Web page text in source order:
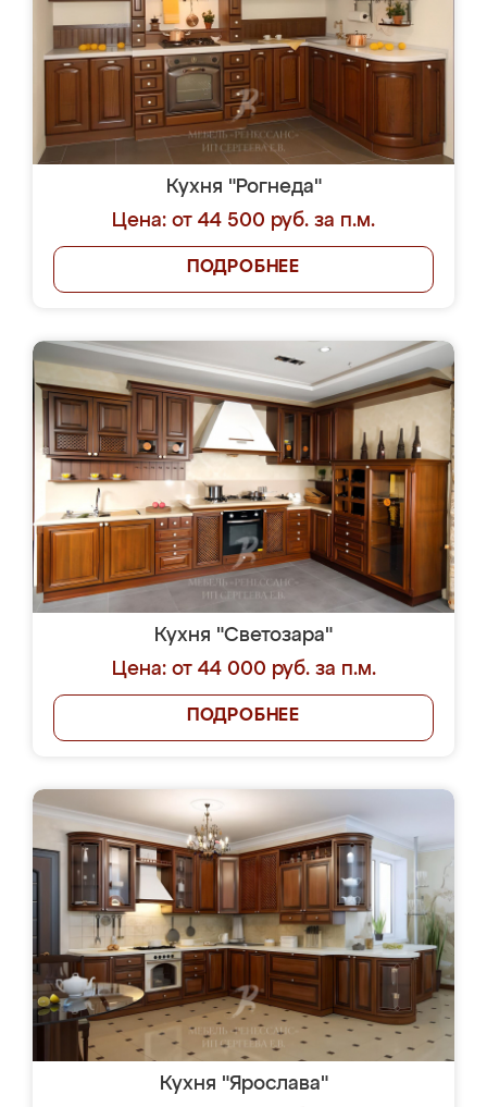
Кухня "Рогнеда"
Цена: от 44 500 руб. за п.м.
ПОДРОБНЕЕ
Кухня "Светозара"
Цена: от 44 000 руб. за п.м.
ПОДРОБНЕЕ
Кухня "Ярослава"